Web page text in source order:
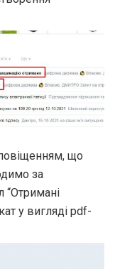
що
за
“Отримані
у вигляді pdf-